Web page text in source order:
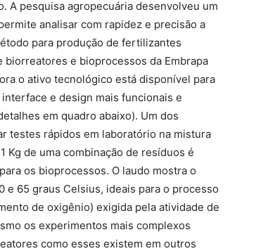
A pesquisa agropecuária desenvolveu um
analisar com rapidez e precisão a
para produção de fertilizantes
e bioprocessos da Embrapa
o ativo tecnológico está disponível para
e design mais funcionais e
em quadro abaixo). Um dos
testes rápidos em laboratório na mistura
Kg de uma combinação de resíduos é
os bioprocessos. O laudo mostra o
65 graus Celsius, ideais para o processo
de oxigênio) exigida pela atividade de
os experimentos mais complexos
como esses existem em outros